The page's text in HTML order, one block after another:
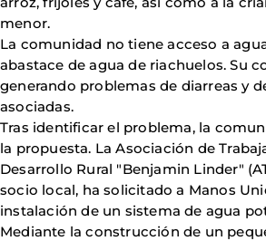
menor.
La comunidad no tiene acceso a
abastace de agua de riachuelos. Su
generando problemas de diarreas y
asociadas.
Tras identificar el problema, la
la propuesta. La Asociación de
Desarrollo Rural "Benjamin Linder"
socio local, ha solicitado a Manos
instalación de un sistema de agua
Mediante la construcción de un